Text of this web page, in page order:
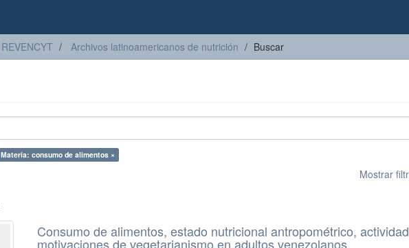
REVENCYT Archivos latinoamericanos de nutrición Buscar
Materia: consumo de alimentos ×
Mostrar
Consumo de alimentos, estado nutricional antropométrico,
motivaciones de vegetarianismo en adultos venezolanos